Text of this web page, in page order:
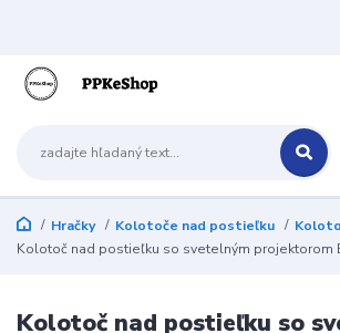
Hračky Kolotoče nad postieľku
Kolotoč nad postieľku so svetelným projektorom
Kolotoč nad postieľku so